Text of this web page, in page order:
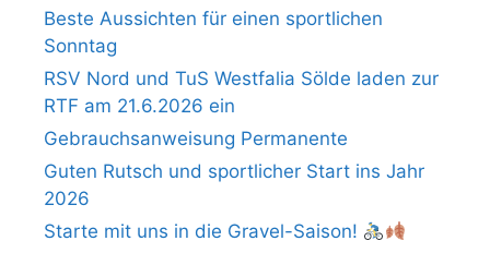
Beste Aussichten für einen sportlichen
Sonntag
RSV Nord und TuS Westfalia Sölde laden zur
RTF am 21.6.2026 ein
Gebrauchsanweisung Permanente
Guten Rutsch und sportlicher Start ins Jahr
2026
Starte mit uns in die Gravel-Saison!